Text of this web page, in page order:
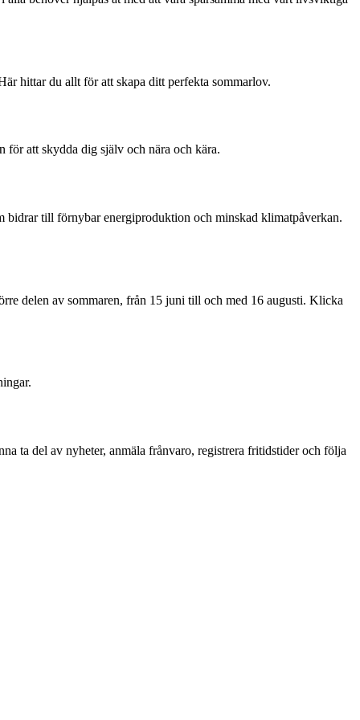
hittar du allt för att skapa ditt perfekta sommarlov.
att skydda dig själv och nära och kära.
bidrar till förnybar energiproduktion och minskad klimatpåverkan.
delen av sommaren, från 15 juni till och med 16 augusti. Klicka
ta del av nyheter, anmäla frånvaro, registrera fritidstider och följa